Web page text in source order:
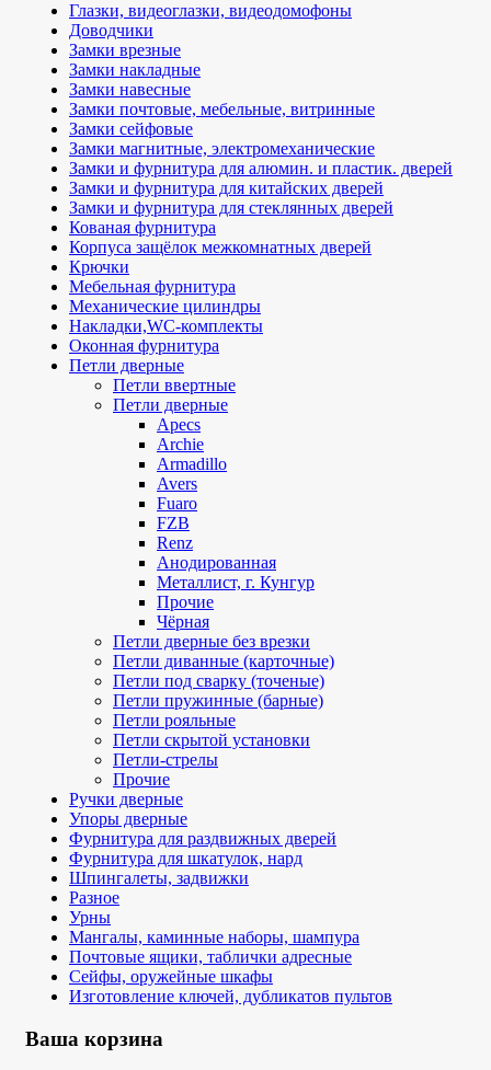
Глазки, видеоглазки, видеодомофоны
Доводчики
Замки врезные
Замки накладные
Замки навесные
Замки почтовые, мебельные, витринные
Замки сейфовые
Замки магнитные, электромеханические
Замки и фурнитура для алюмин. и пластик. дверей
Замки и фурнитура для китайских дверей
Замки и фурнитура для стеклянных дверей
Кованая фурнитура
Корпуса защёлок межкомнатных дверей
Крючки
Мебельная фурнитура
Механические цилиндры
Накладки,WC-комплекты
Оконная фурнитура
Петли дверные
Петли ввертные
Петли дверные
Apecs
Archie
Armadillo
Avers
Fuaro
FZB
Renz
Анодированная
Металлист, г. Кунгур
Прочие
Чёрная
Петли дверные без врезки
Петли диванные (карточные)
Петли под сварку (точеные)
Петли пружинные (барные)
Петли рояльные
Петли скрытой установки
Петли-стрелы
Прочие
Ручки дверные
Упоры дверные
Фурнитура для раздвижных дверей
Фурнитура для шкатулок, нард
Шпингалеты, задвижки
Разное
Урны
Мангалы, каминные наборы, шампура
Почтовые ящики, таблички адресные
Сейфы, оружейные шкафы
Изготовление ключей, дубликатов пультов
Ваша корзина